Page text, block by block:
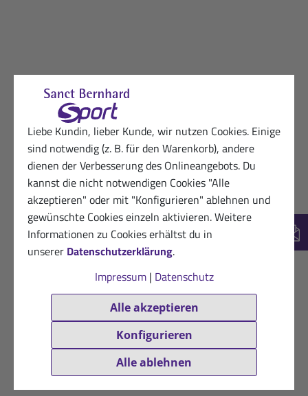
Liebe Kundin, lieber Kunde, wir nutzen Cookies. Einige
sind notwendig (z. B. für den Warenkorb), andere
dienen der Verbesserung des Onlineangebots. Du
kannst die nicht notwendigen Cookies "Alle
akzeptieren" oder mit "Konfigurieren" ablehnen und
gewünschte Cookies einzeln aktivieren. Weitere
Informationen zu Cookies erhältst du in
unserer Datenschutzerklärung.
Impressum| Datenschutz
Alle akzeptieren
Konfigurieren
Alle ablehnen